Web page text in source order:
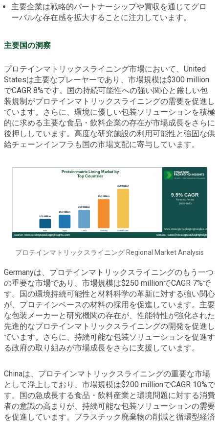
主要企業は戦略的パートナーシップや買収を通じてグロ
ーバルな存在感を拡大することに注力しています。
主要国の洞察
プロテインマトリックスライニング市場において、United
Statesは主要なプレーヤーであり、市場規模は$300 million
でCAGR 8%です。国の持続可能性への強い関心と厳しい包
装規制がプロテインマトリックスライニングの需要を促進し
ています。さらに、環境に優しい包装ソリューションを積極
的に求める主要な食品・飲料企業の存在が市場成長をさらに
後押ししています。高度な研究施設の利用可能性と強固な供
給チェーンインフラも国の市場支配に寄与しています。
プロテインマトリックスライニング Regional Market Analysis
Germanyは、プロテインマトリックスライニングのもう一つ
の重要な市場であり、市場規模は$250 millionでCAGR 7%で
す。国の環境持続可能性と材料科学の革新に対する強い関心
が、プロテインベースの材料の採用を促進しています。主要
な包装メーカーと研究機関の存在が、性能特性が強化された
先進的なプロテインマトリックスライニングの開発を促進し
ています。さらに、持続可能な包装ソリューションを促進す
る政府の取り組みが市場成長をさらに支援しています。
Chinaは、プロテインマトリックスライニングの重要な市場
として浮上しており、市場規模は$200 millionでCAGR 10%で
す。国の急成長する食品・飲料産業と環境問題に対する消費
者の意識の高まりが、持続可能な包装ソリューションの需要
を促進しています。プラスチック廃棄物の削減と循環型経済